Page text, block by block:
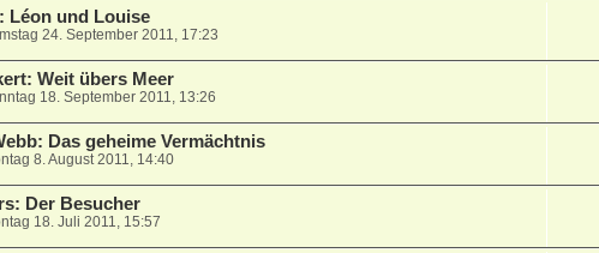
Léon und Louise
24. September 2011, 17:23
Weit übers Meer
18. September 2011, 13:26
Das geheime Vermächtnis
8. August 2011, 14:40
Der Besucher
18. Juli 2011, 15:57